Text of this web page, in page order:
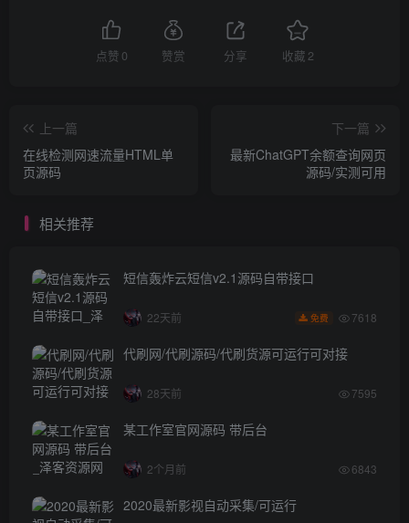
点赞 0 赞赏 分享 收藏2
上一篇
在线检测网速流量HTML单
页源码
下一篇
最新ChatGPT余额查询网页
源码/实测可用
相关推荐
短信轰炸云短信v2.1源码自带接口
22天前 免费 7618
代刷网/代刷源码/代刷货源可运行可对接
28天前 7595
某工作室官网源码 带后台
2个月前 6843
2020最新影视自动采集/可运行